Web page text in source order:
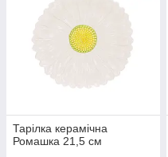
Тарілка керамічна
Ромашка 21,5 см